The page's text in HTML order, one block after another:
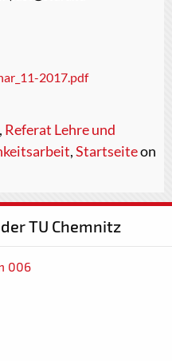
2017.pdf
, Referat Lehre und
,Startseiteon
TU Chemnitz
006